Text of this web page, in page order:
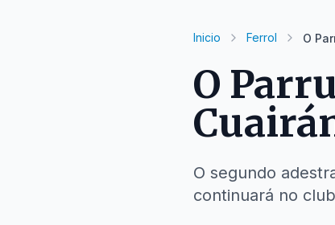
Inicio Ferrol O
O
O segundo
continuará no